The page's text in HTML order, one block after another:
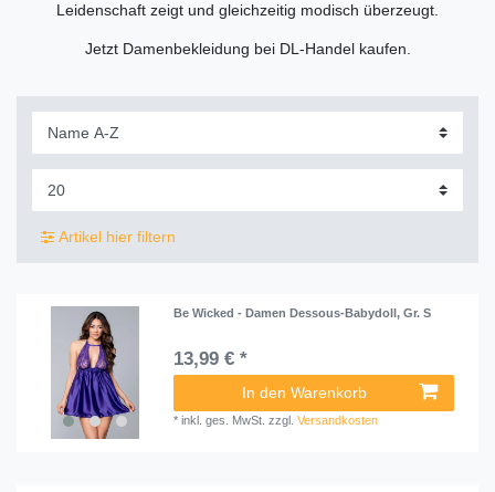
Leidenschaft zeigt und gleichzeitig modisch überzeugt.
Jetzt Damenbekleidung bei DL-Handel kaufen.
Artikel hier filtern
Be Wicked - Damen Dessous-Babydoll, Gr. S
13,99 € *
In den Warenkorb
*inkl. ges. MwSt. zzgl.Versandkosten